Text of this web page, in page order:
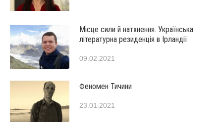
Місце сили й натхнення. Українська
літературна резиденція в Ірландії
09.02.2021
Феномен Тичини
23.01.2021